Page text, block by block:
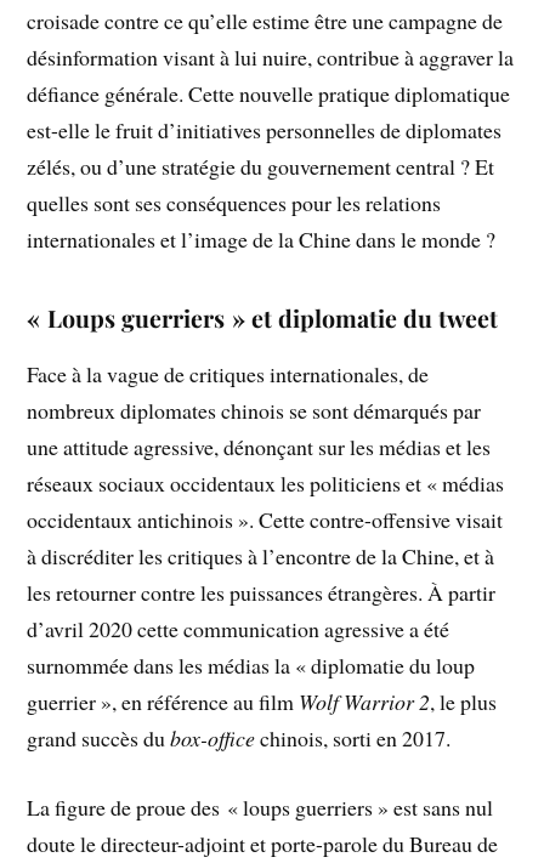
croisade contre ce qu’elle estime être une campagne de
désinformation visant à lui nuire, contribue à aggraver la
défiance générale. Cette nouvelle pratique diplomatique
est-elle le fruit d’initiatives personnelles de diplomates
zélés, ou d’une stratégie du gouvernement central ? Et
quelles sont ses conséquences pour les relations
internationales et l’image de la Chine dans le monde ?
« Loups guerriers » et diplomatie du tweet
Face à la vague de critiques internationales, de
nombreux diplomates chinois se sont démarqués par
une attitude agressive, dénonçant sur les médias et les
réseaux sociaux occidentaux les politiciens et « médias
occidentaux antichinois ». Cette contre-offensive visait
à discréditer les critiques à l’encontre de la Chine, et à
les retourner contre les puissances étrangères. À partir
d’avril 2020 cette communication agressive a été
surnommée dans les médias la « diplomatie du loup
guerrier », en référence au film Wolf Warrior 2, le plus
grand succès dubox-officechinois, sorti en 2017.
La figure de proue des « loups guerriers » est sans nul
doute le directeur-adjoint et porte-parole du Bureau de